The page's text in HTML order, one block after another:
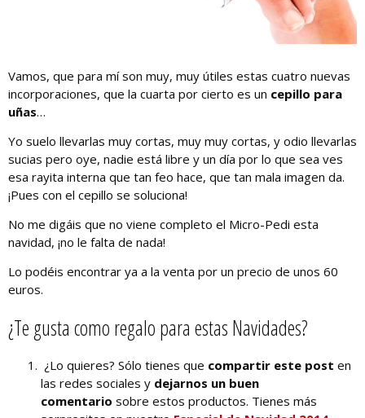
Vamos, que para mí son muy, muy útiles estas cuatro nuevas
incorporaciones, que la cuarta por cierto es un cepillo para
uñas…
Yo suelo llevarlas muy cortas, muy muy cortas, y odio llevarlas
sucias pero oye, nadie está libre y un día por lo que sea ves
esa rayita interna que tan feo hace, que tan mala imagen da.
¡Pues con el cepillo se soluciona!
No me digáis que no viene completo el Micro-Pedi esta
navidad, ¡no le falta de nada!
Lo podéis encontrar ya a la venta por un precio de unos 60
euros.
¿Te gusta como regalo para estas Navidades?
¿Lo quieres? Sólo tienes que compartir este post en
las redes sociales y dejarnos un buen
comentario sobre estos productos. Tienes más